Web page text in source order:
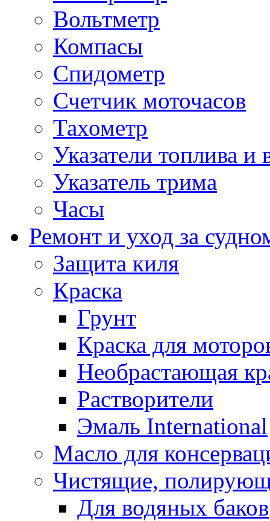
Вольтметр
Компасы
Спидометр
Счетчик моточасов
Тахометр
Указатели топлива и
Указатель трима
Часы
Ремонт и уход за
Защита киля
Краска
Грунт
Краска для
Необрастающая
Растворители
Эмаль International
Масло для
Чистящие,
Для водяных баков